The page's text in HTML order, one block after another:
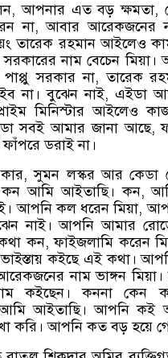
,আপনার এত বড় ক্ষমতা,
না,আবার আরেকজনের
তারেক রহমান আইলেও
নাম বেচেন
সরকার না,তারেক
না। বুঝেন নাই, এইডা
মিনিস্টার আইলেও
সবই আমার জানা আছে,
ডরাই না।
,সুমন লস্কর আর কেডা
আমি আইতাছি। কন,
আপনি কল ধরেন মিয়া,
নাই। আপনি আমার
কন,ফাইজলামি করেন
কইছে এই কথা।
নাম ভাঙ্গন
কইছেন। কননা কেন
আইতাছি। আপনি কই
করি। আপনি কত বড় হয়ে